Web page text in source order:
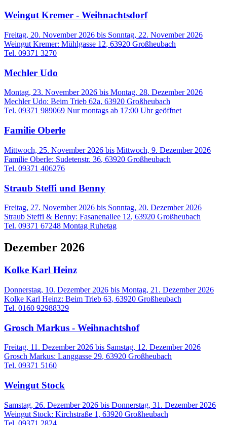
Weingut Kremer - Weihnachtsdorf
Freitag, 20. November 2026 bis Sonntag, 22. November 2026
Weingut Kremer: Mühlgasse 12, 63920 Großheubach
Tel. 09371 3270
Mechler Udo
Montag, 23. November 2026 bis Montag, 28. Dezember 2026
Mechler Udo: Beim Trieb 62a, 63920 Großheubach
Tel. 09371 989069 Nur montags ab 17:00 Uhr geöffnet
Familie Oberle
Mittwoch, 25. November 2026 bis Mittwoch, 9. Dezember 2026
Familie Oberle: Sudetenstr. 36, 63920 Großheubach
Tel. 09371 406276
Straub Steffi und Benny
Freitag, 27. November 2026 bis Sonntag, 20. Dezember 2026
Straub Steffi & Benny: Fasanenallee 12, 63920 Großheubach
Tel. 09371 67248 Montag Ruhetag
Dezember 2026
Kolke Karl Heinz
Donnerstag, 10. Dezember 2026 bis Montag, 21. Dezember 2026
Kolke Karl Heinz: Beim Trieb 63, 63920 Großheubach
Tel. 0160 92988329
Grosch Markus - Weihnachtshof
Freitag, 11. Dezember 2026 bis Samstag, 12. Dezember 2026
Grosch Markus: Langgasse 29, 63920 Großheubach
Tel. 09371 5160
Weingut Stock
Samstag, 26. Dezember 2026 bis Donnerstag, 31. Dezember 2026
Weingut Stock: Kirchstraße 1 , 63920 Großheubach
Tel. 09371 2824